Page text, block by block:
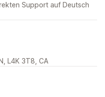
Support auf Deutsch
L4K 3T8, CA